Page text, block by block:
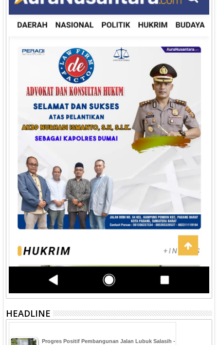
HEADLINE
Progres Positif Pembangunan Jalan Lubuk Salasih -